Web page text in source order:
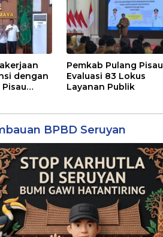
dengan
Pemkab Pulang Pisau
Evaluasi 83 Lokus
Layanan Publik
BPBD Seruyan